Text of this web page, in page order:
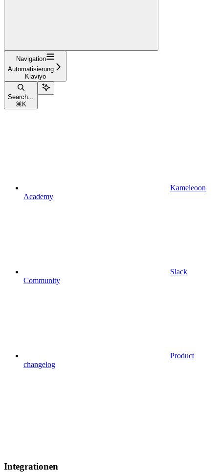
Navigation
Automatisierung
Klaviyo
Search...
⌘ K
Kameleoon
Academy
Slack
Community
Product
changelog
Integrationen